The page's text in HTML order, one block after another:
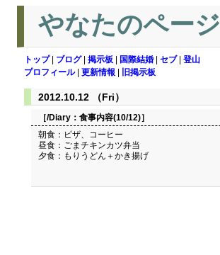
やなたのページ
トップ| ブログ| 掲示板 国際結婚 セブ| 登山
プロフィール| 更新情報 旧掲示板
2012.10.12 （Fri）
［/Diary： 食事内容(10/12)］
朝食：ピザ、コーヒー
昼食：ごまチキンカツ弁当
夕食：もりうどん＋かき揚げ